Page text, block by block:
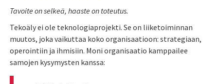
Tavoite on selkeä, haaste on toteutus.
Tekoäly ei ole teknologiaprojekti. Se on liiketoiminnan
muutos, joka vaikuttaa koko organisaatioon: strategiaan,
operointiin ja ihmisiin. Moni organisaatio kamppailee
samojen kysymysten kanssa: